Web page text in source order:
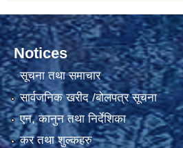
Notices
सूचना तथा समाचार
सार्वजनिक खरीद /बोलपत्र सूचना
एन, कानुन तथा निर्देशिका
कर तथा शुल्कहरु